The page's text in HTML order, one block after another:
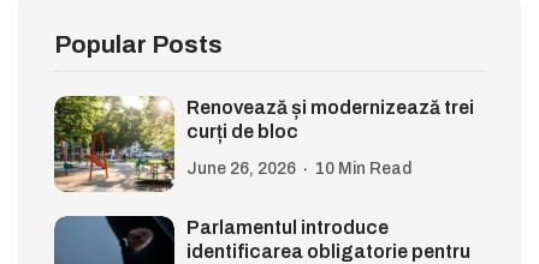
Popular Posts
Renovează și modernizează trei
curți de bloc
June 26, 2026 10 Min Read
Parlamentul introduce
identificarea obligatorie pentru